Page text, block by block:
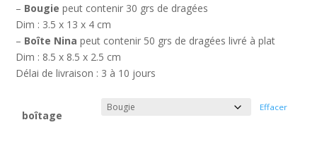
– Bougie peut contenir 30 grs de dragées
Dim : 3.5 x 13 x 4 cm
– Boîte Ninapeut contenir 50 grs de dragées livré à plat
Dim : 8.5 x 8.5 x 2.5 cm
Délai de livraison : 3 à 10 jours
boîtage
Effacer